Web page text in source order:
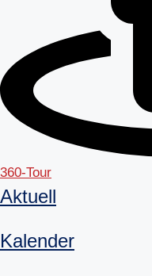
360-Tour
Aktuell
Kalender